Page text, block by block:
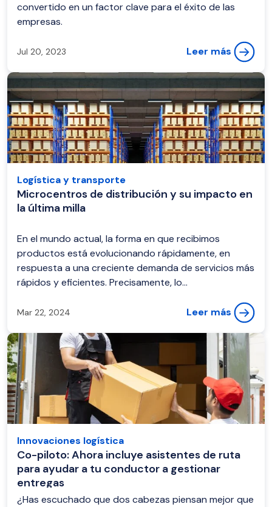
convertido en un factor clave para el éxito de las
empresas.
Jul 20, 2023 Leer más
Logística y transporte
Microcentros de distribución y su impacto en
la última milla
En el mundo actual, la forma en que recibimos
productos está evolucionando rápidamente, en
respuesta a una creciente demanda de servicios más
rápidos y eficientes. Precisamente, lo...
Mar 22, 2024 Leer más
Innovaciones logística
Co-piloto: Ahora incluye asistentes de ruta
para ayudar a tu conductor a gestionar
entregas
¿Has escuchado que dos cabezas piensan mejor que